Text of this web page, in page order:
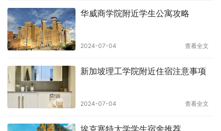
华威商学院附近学生公寓攻略
2024-07-04 查看全文
新加坡理工学院附近住宿注意事项
2024-07-04 查看全文